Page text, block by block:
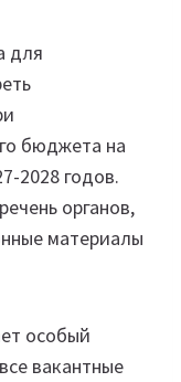
для
бюджета на
2028 годов.
органов,
материалы
особый
вакантные